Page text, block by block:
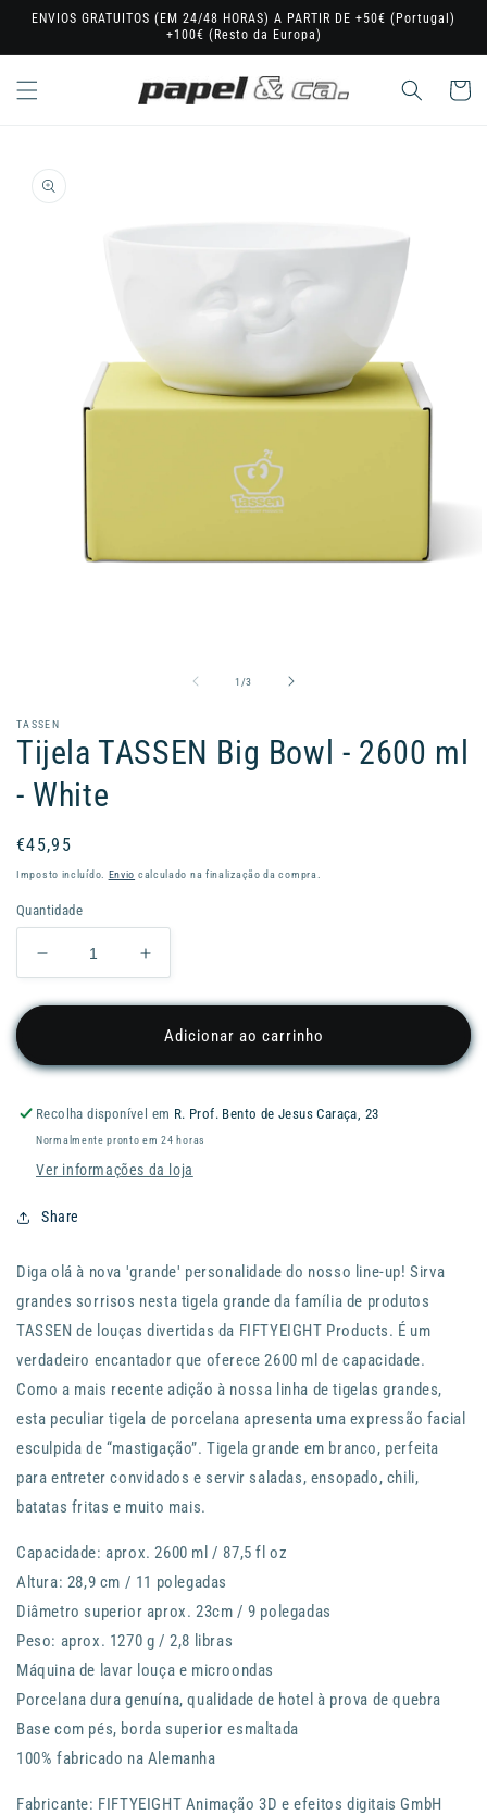
Saltar
para o
ENVIOS GRATUITOS (EM 24/48 HORAS) A PARTIR DE +50€ (Portugal)
+100€ (Resto da Europa)
Carrinho
a
informação
1 /de
3
TASSEN
Tijela TASSEN Big Bowl - 2600 ml
- White
Preço
normal
€45,95
Imposto incluído. Envio calculado na finalização da compra.
Quantidade
Diminuir
a
quantidade
TASSEN
Bowl
-
2600
-
Aumentar
a
quantidade
TASSEN
Bowl
-
2600
Adicionar ao carrinho
Recolha disponível em R. Prof. Bento de Jesus Caraça, 23
Normalmente pronto em 24 horas
Ver informações da loja
Share
Diga olá à nova 'grande' personalidade do nosso line-up! Sirva
grandes sorrisos nesta tigela grande da família de produtos
TASSEN de louças divertidas da FIFTYEIGHT Products. É um
verdadeiro encantador que oferece 2600 ml de capacidade.
Como a mais recente adição à nossa linha de tigelas grandes,
esta peculiar tigela de porcelana apresenta uma expressão facial
esculpida de “mastigação”. Tigela grande em branco, perfeita
para entreter convidados e servir saladas, ensopado, chili,
batatas fritas e muito mais.
Capacidade: aprox. 2600 ml / 87,5 fl oz
Altura: 28,9 cm / 11 polegadas
Diâmetro superior aprox. 23cm / 9 polegadas
Peso: aprox. 1270 g / 2,8 libras
Máquina de lavar louça e microondas
Porcelana dura genuína, qualidade de hotel à prova de quebra
Base com pés, borda superior esmaltada
100% fabricado na Alemanha
Fabricante: FIFTYEIGHT Animação 3D e efeitos digitais GmbH